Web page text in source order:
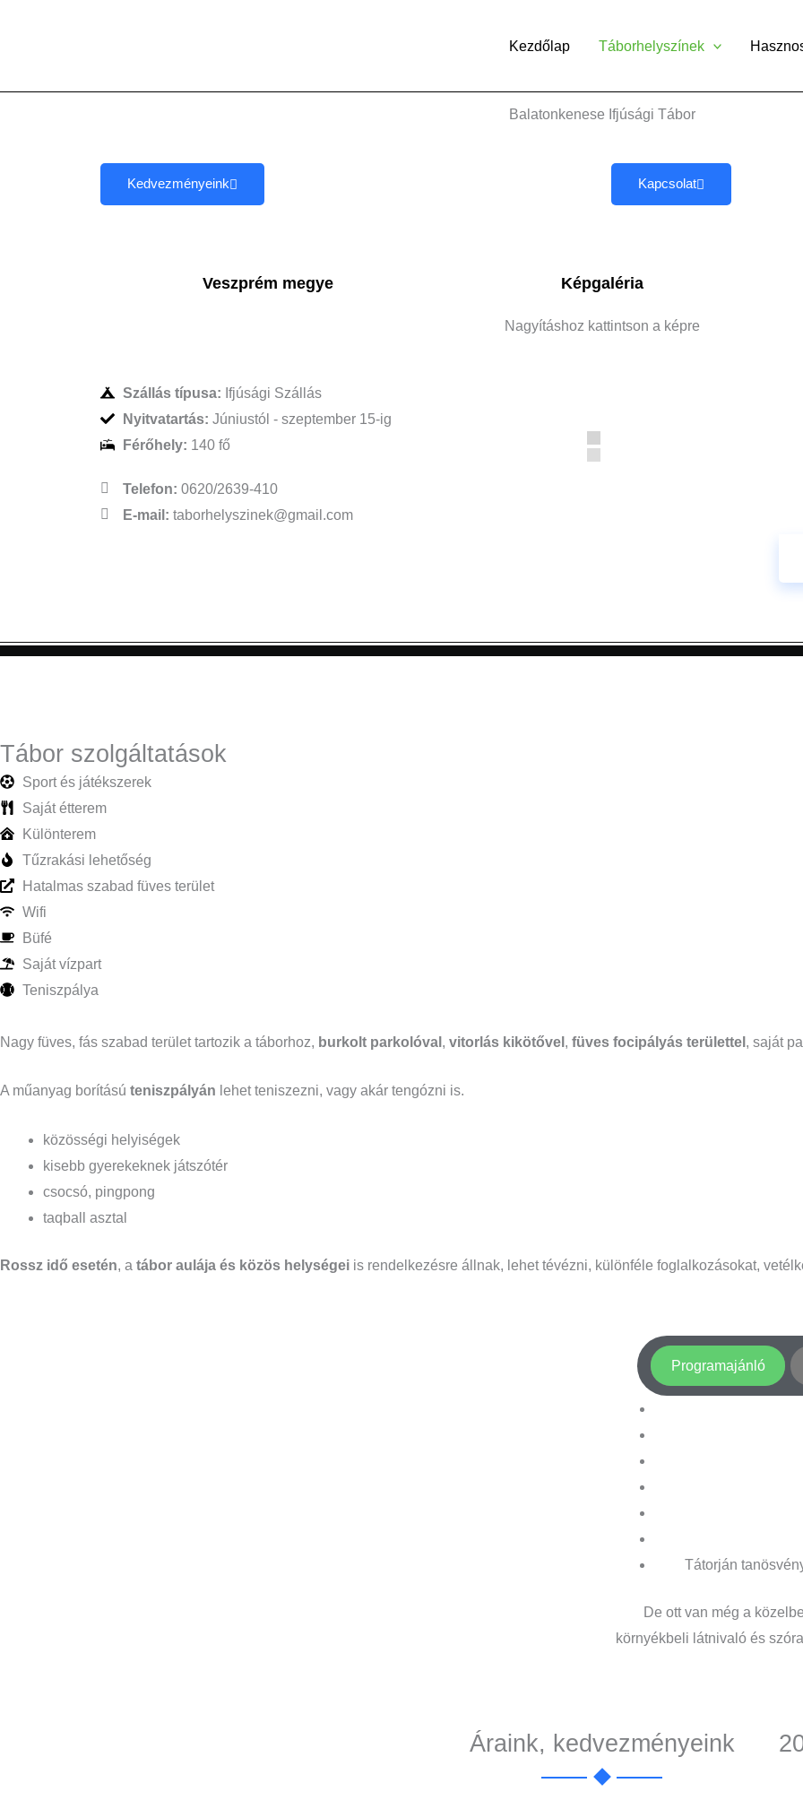
Kezdőlap Táborhelyszínek
Balatonkenese Ifjúsági Tábor
Kedvezményeink Kapcsolat
Veszprém megye
Szállás típusa: Ifjúsági Szállás
Nyitvatartás: Júniustól - szeptember 15-ig
Férőhely: 140 fő
Telefon: 0620/2639-410
E-mail: taborhelyszinek@gmail.com
Képgaléria
Nagyításhoz kattintson a képre
Tábor szolgáltatások
Sport és játékszerek
Saját étterem
Különterem
Tűzrakási lehetőség
Hatalmas szabad füves terület
Wifi
Büfé
Saját vízpart
Teniszpálya
Nagy füves, fás szabad terület tartozik a táborhoz, burkolt parkolóval , vitorlás kikötővel , füves focipályás területtel , saját
A műanyag borítású teniszpályán lehet teniszezni, vagy akár tengózni is.
közösségi helyiségek
kisebb gyerekeknek játszótér
csocsó, pingpong
taqball asztal
Rossz idő esetén, a tábor aulája és közös helységei is rendelkezésre állnak, lehet tévézni, különféle foglalkozásokat,
Programajánló
Tátorján
De ott van még a
környékbeli látnivaló és
Áraink, kedvezményeink